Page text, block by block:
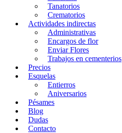
Tanatorios
Crematorios
Actividades indirectas
Administrativas
Encargos de flor
Enviar Flores
Trabajos en cementerios
Precios
Esquelas
Entierros
Aniversarios
Pésames
Blog
Dudas
Contacto